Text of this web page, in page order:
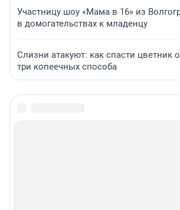
Участницу шоу «Мама в 16» из
в домогательствах к младенцу
Слизни атакуют: как спасти цветник
три копеечных способа